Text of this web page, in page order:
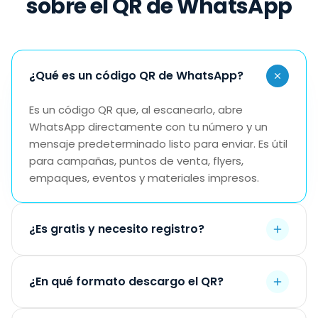
sobre el QR de WhatsApp
¿Qué es un código QR de WhatsApp?
Es un código QR que, al escanearlo, abre
WhatsApp directamente con tu número y un
mensaje predeterminado listo para enviar. Es útil
para campañas, puntos de venta, flyers,
empaques, eventos y materiales impresos.
¿Es gratis y necesito registro?
Sí. Puedes generar tu QR gratis, sin registro y con
un mensaje predeterminado de entrada para
que el cliente no tenga que escribir desde cero.
¿En qué formato descargo el QR?